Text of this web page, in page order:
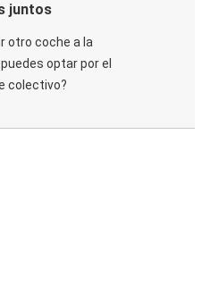
juntos
otro coche a la
optar por el
colectivo?